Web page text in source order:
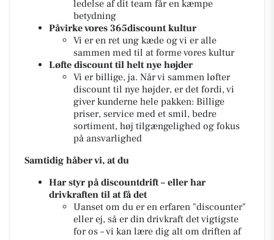
ledelse af dit team får en kæmpe
betydning
Påvirke vores 365discount kultur
Vi er en ret ung kæde og vi er alle
sammen med til at forme vores kultur
Løfte discount til helt nye højder
Vi er billige, ja. Når vi sammen løfter
discount til nye højder, er det fordi, vi
giver kunderne hele pakken: Billige
priser, service med et smil, bedre
sortiment, høj tilgængelighed og fokus
på ansvarlighed
Samtidig håber vi, at du
Har styr på discountdrift – eller har
drivkraften til at få det
Uanset om du er en erfaren "discounter"
eller ej, så er din drivkraft det vigtigste
for os – vi kan lære dig alt om driften af